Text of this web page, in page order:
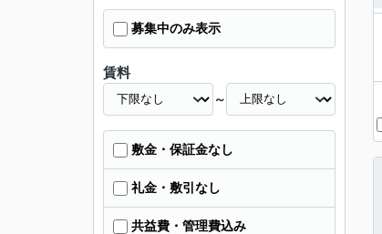
募集中のみ表示
賃料
～
敷金・保証金なし
礼金・敷引なし
共益費・管理費込み